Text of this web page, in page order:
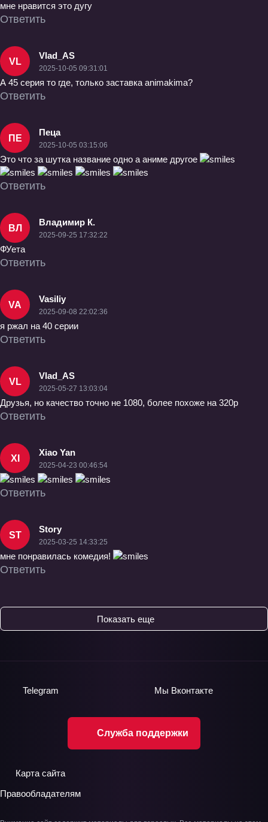
мне нравится это дугу
Ответить
VL
Vlad_AS
2025-10-05 09:31:01
А 45 серия то где, только заставка animakima?
Ответить
ПЕ
Пеца
2025-10-05 03:15:06
Это что за шутка название одно а аниме другое
Ответить
ВЛ
Владимир К.
2025-09-25 17:32:22
ФУета
Ответить
VA
Vasiliy
2025-09-08 22:02:36
я ржал на 40 серии
Ответить
VL
Vlad_AS
2025-05-27 13:03:04
Друзья, но качество точно не 1080, более похоже на 320p
Ответить
XI
Xiao Yan
2025-04-23 00:46:54
Ответить
ST
Story
2025-03-25 14:33:25
мне понравилась комедия!
Ответить
Показать еще
Служба поддержки
Telegram Мы Вконтакте
Карта сайта
Правообладателям